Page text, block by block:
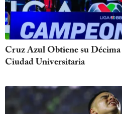
Cruz Azul Obtiene su Décima
Ciudad Universitaria